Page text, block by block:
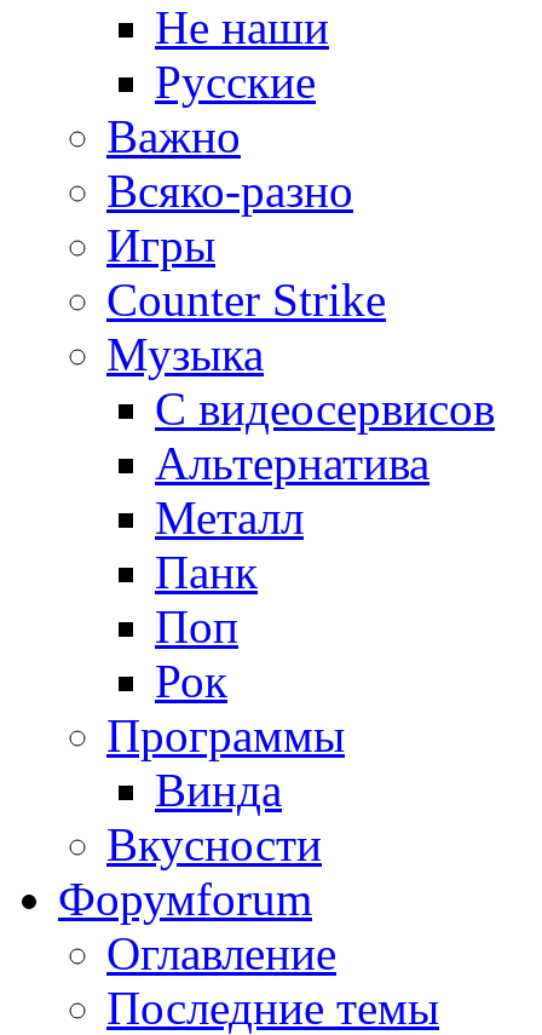
Не наши
Русские
Важно
Всяко-разно
Игры
Counter Strike
Музыка
С видеосервисов
Альтернатива
Металл
Панк
Поп
Рок
Программы
Винда
Вкусности
Форумforum
Оглавление
Последние темы